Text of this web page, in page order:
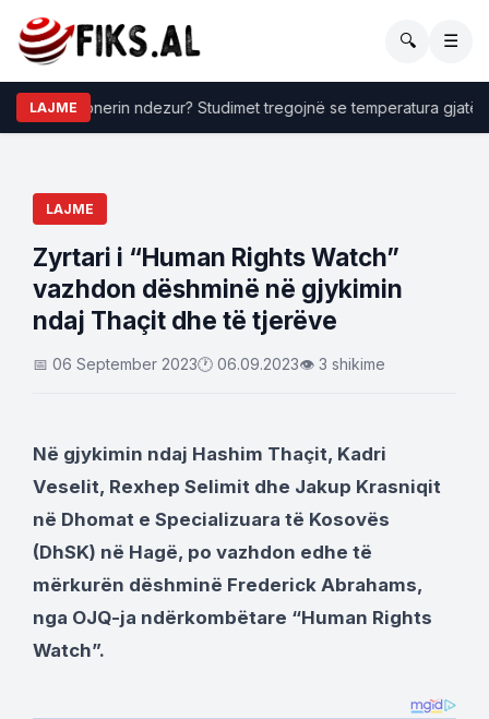
🔍 ☰
LAJME
kondicionerin ndezur? Studimet tregojnë se temperatura gjatë
LAJME
Zyrtari i “Human Rights Watch”
vazhdon dëshminë në gjykimin
ndaj Thaçit dhe të tjerëve
📅 06 September 2023🕐 06.09.2023👁 3 shikime
Në gjykimin ndaj Hashim Thaçit, Kadri
Veselit, Rexhep Selimit dhe Jakup Krasniqit
në Dhomat e Specializuara të Kosovës
(DhSK) në Hagë, po vazhdon edhe të
mërkurën dëshminë Frederick Abrahams,
nga OJQ-ja ndërkombëtare “Human Rights
Watch”.